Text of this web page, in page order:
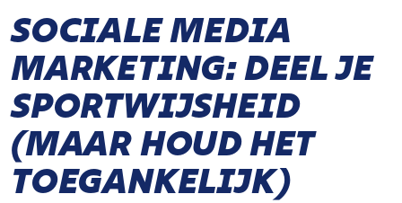
SOCIALE MEDIA
MARKETING: DEEL JE
SPORTWIJSHEID
(MAAR HOUD HET
TOEGANKELIJK)